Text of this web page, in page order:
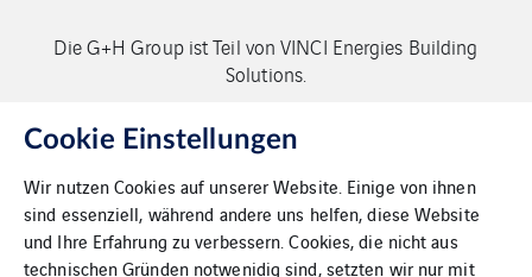
Die G+H Group ist Teil von VINCI Energies Building
Solutions.
Copyright G+H Group
Cookie Einstellungen
Wir nutzen Cookies auf unserer Website. Einige von ihnen
sind essenziell, während andere uns helfen, diese Website
und Ihre Erfahrung zu verbessern. Cookies, die nicht aus
technischen Gründen notwenidig sind, setzten wir nur mit